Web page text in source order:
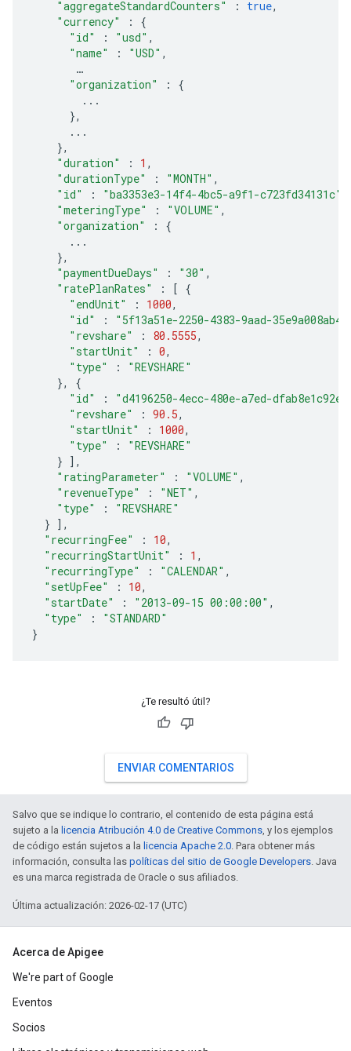
"aggregateStandardCounters"
: true,
"currency"
:
{
"id"
: "usd" ,
"name"
: "USD" ,
"organization"
:
{
...
},
...
},
"duration"
: 1 ,
"durationType"
: "MONTH" ,
"id"
: "ba3353e3-14f4-4bc5-a9f1-c723fd34131c"
"meteringType"
: "VOLUME" ,
"organization"
:
{
...
},
"paymentDueDays"
: "30" ,
"ratePlanRates"
: [ {
"endUnit"
: 1000,
"id"
:
"5f13a51e-2250-4383-9aad-
"revshare"
: 80.5555,
"startUnit"
: 0,
"type"
:
"REVSHARE"
},
{
"id"
:
"d4196250-4ecc-480e-a7ed-
"revshare"
: 90.5,
"startUnit"
: 1000,
"type"
:
"REVSHARE"
} ],
"ratingParameter"
: "VOLUME" ,
"revenueType"
: "NET" ,
"type"
:
"REVSHARE"
} ],
"recurringFee"
: 10,
"recurringStartUnit"
: 1 ,
"recurringType"
: "CALENDAR" ,
"setUpFee"
: 10,
"startDate"
: "2013-09-15 00:00:00" ,
"type"
:
"STANDARD"
}
¿Te resultó útil?
ENVIAR COMENTARIOS
Salvo que se indique lo contrario, el contenido de esta página está
sujeto a la licencia Atribución 4.0 de Creative Commons, y los ejemplos
de código están sujetos a la licencia Apache 2.0. Para obtener más
información, consulta las políticas del sitio de Google Developers. Java
es una marca registrada de Oracle o sus afiliados.
Última actualización: 2026-02-17 (UTC)
Acerca de Apigee
We're part of Google
Eventos
Socios